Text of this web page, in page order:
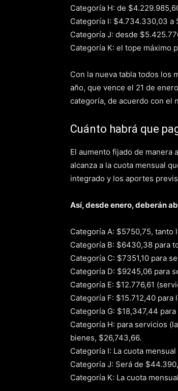
Categoría H: de
Categoría I: $4.734.330,03 a
Categoría J: desde
Categoría K: el tope máximo
Con la nueva tabla todos los
año, que vence el 21 de
categoría, de acuerdo con el
Cuánto habrá que
El aumento fijado de manera
alcanza a la cuota mensual
integrado y los aportes
Así, desde enero, deberán
Categoría A: $5750,75,
Categoría B: $6430,38 para
Categoría C: $7351,10 para
Categoría D: $9245,06 para
Categoría E: $12.776,61
Categoría F: $15.712,40
Categoría G: $18,347,44
Categoría H: para servicios
bienes, $26,743,66.
Categoría I: La cuota
Categoría J: Será de
Categoría K: La cuota